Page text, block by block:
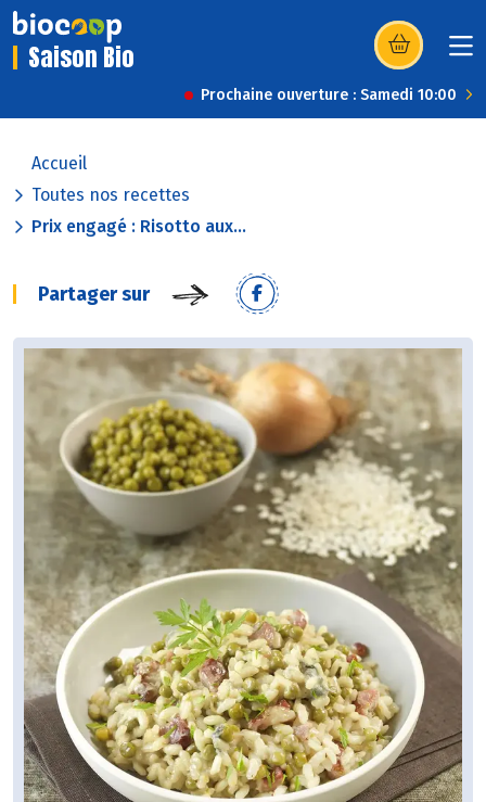
Saison Bio (s’ouvre dans
Prochaine ouverture : Samedi 10:00
Accueil
Toutes nos recettes
Prix engagé : Risotto aux...
Partager sur